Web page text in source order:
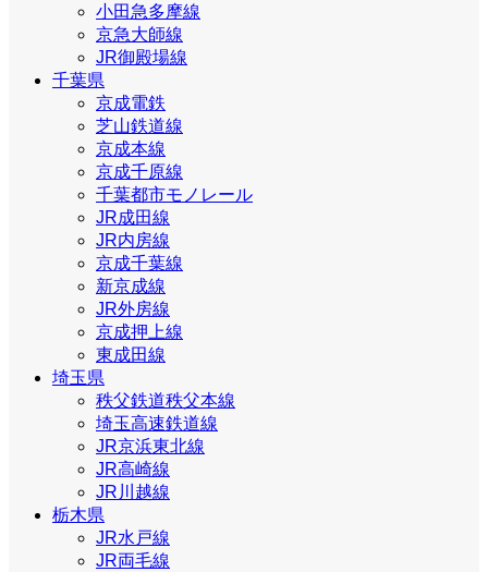
小田急多摩線
京急大師線
JR御殿場線
千葉県
京成電鉄
芝山鉄道線
京成本線
京成千原線
千葉都市モノレール
JR成田線
JR内房線
京成千葉線
新京成線
JR外房線
京成押上線
東成田線
埼玉県
秩父鉄道秩父本線
埼玉高速鉄道線
JR京浜東北線
JR高崎線
JR川越線
栃木県
JR水戸線
JR両毛線